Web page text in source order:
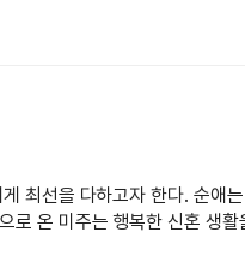
최선을 다하고자 한다. 순애는
로 온 미주는 행복한 신혼 생활